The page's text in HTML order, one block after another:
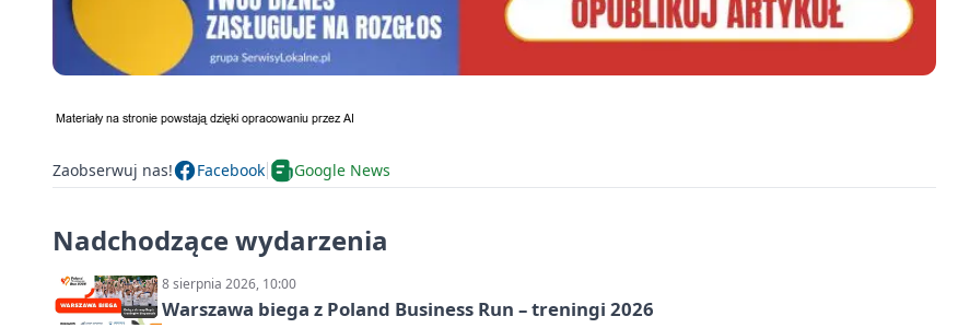
Zaobserwuj nas! Facebook Google News
Nadchodzące wydarzenia
8 sierpnia 2026, 10:00
Warszawa biega z Poland Business Run – treningi 2026